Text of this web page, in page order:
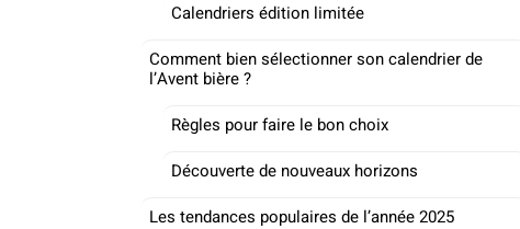
Calendriers édition limitée
Comment bien sélectionner son calendrier de
l’Avent bière ?
Règles pour faire le bon choix
Découverte de nouveaux horizons
Les tendances populaires de l’année 2025